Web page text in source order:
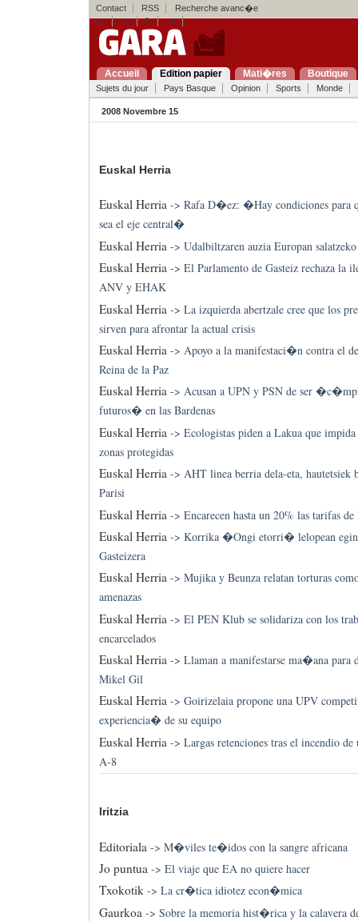
Contact RSS
Recherche avanc�e
eu
es fr en
Accueil Edition papier Mati�res Boutique
Sujets du jour Pays Basque Opinion Sports Monde
2008 Novembre 15
Euskal Herria
Euskal Herria-> Rafa D�ez: �Hay condiciones para
sea el eje central�
Euskal Herria -> Udalbiltzaren auzia Europan
Euskal Herria-> El Parlamento de Gasteiz rechaza la
ANV y EHAK
Euskal Herria -> La izquierda abertzale cree que los
sirven para afrontar la actual crisis
Euskal Herria-> Apoyo a la manifestaci�n contra el
Reina de la Paz
Euskal Herria-> Acusan a UPN y PSN de ser
futuros� en las Bardenas
Euskal Herria -> Ecologistas piden a Lakua que
zonas protegidas
Euskal Herria-> AHT linea berria dela-eta, hautetsiek
Parisi
Euskal Herria -> Encarecen hasta un 20% las tarifas
Euskal Herria-> Korrika �Ongi etorri� lelopean
Gasteizera
Euskal Herria-> Mujika y Beunza relatan torturas
amenazas
Euskal Herria -> El PEN Klub se solidariza con los
encarcelados
Euskal Herria-> Llaman a manifestarse ma�ana
Mikel Gil
Euskal Herria-> Goirizelaia propone una UPV
experiencia� de su equipo
Euskal Herria-> Largas retenciones tras el incendio
A-8
Iritzia
Editoriala -> M�viles te�idos con la sangre africana
Jo puntua-> El viaje que EA no quiere hacer
Txokotik-> La cr�tica idiotez econ�mica
Gaurkoa-> Sobre la memoria hist�rica y la calavera